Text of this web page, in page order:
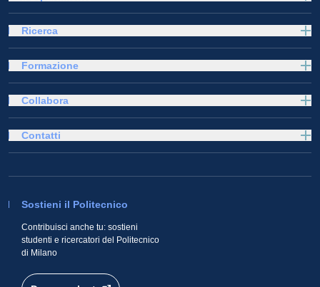
Ricerca
Formazione
Collabora
Sostieni il Politecnico
Contribuisci anche tu: sostieni
studenti e ricercatori del Politecnico
di Milano
Contatti